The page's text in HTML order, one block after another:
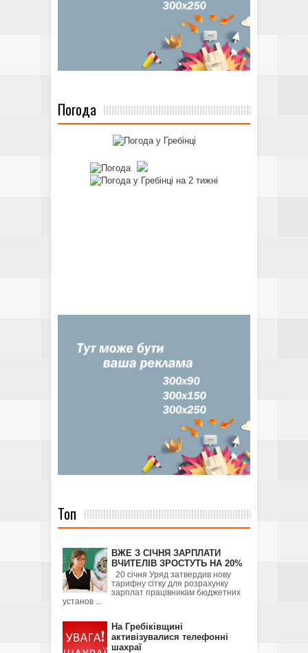
Погода
Топ
ВЖЕ З СІЧНЯ ЗАРПЛАТИ
ВЧИТЕЛІВ ЗРОСТУТЬ НА 20%
20 січня Уряд затвердив нову
тарифну сітку для розрахунку
зарплат працівникам бюджетних
установ ...
На Гребіківщині
активізувалися телефонні
шахраї